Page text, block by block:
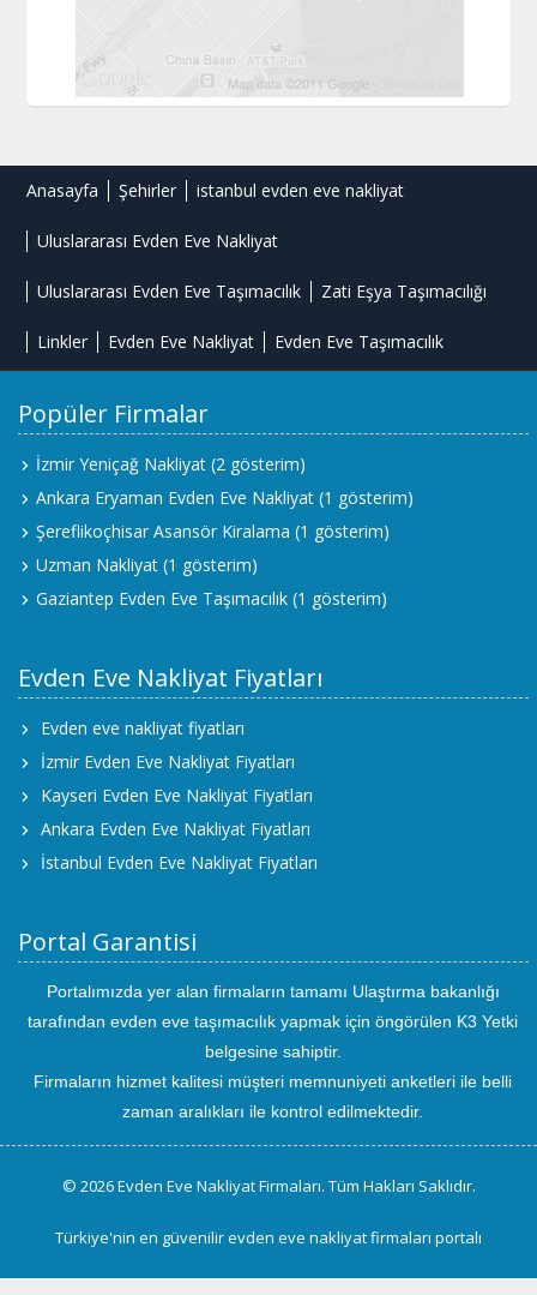
Anasayfa Şehirler istanbul evden eve nakliyat
Uluslararası Evden Eve Nakliyat
Uluslararası Evden Eve Taşımacılık Zati Eşya Taşımacılığı
Linkler Evden Eve Nakliyat Evden Eve Taşımacılık
Popüler Firmalar
İzmir Yeniçağ Nakliyat (2 gösterim)
Ankara Eryaman Evden Eve Nakliyat (1 gösterim)
Şereflikoçhisar Asansör Kiralama (1 gösterim)
Uzman Nakliyat (1 gösterim)
Gaziantep Evden Eve Taşımacılık (1 gösterim)
Evden Eve Nakliyat Fiyatları
Evden eve nakliyat fiyatları
İzmir Evden Eve Nakliyat Fiyatları
Kayseri Evden Eve Nakliyat Fiyatları
Ankara Evden Eve Nakliyat Fiyatları
İstanbul Evden Eve Nakliyat Fiyatları
Portal Garantisi
Portalımızda yer alan firmaların tamamı Ulaştırma bakanlığı
tarafından evden eve taşımacılık yapmak için öngörülen K3 Yetki
belgesine sahiptir.
Firmaların hizmet kalitesi müşteri memnuniyeti anketleri ile belli
zaman aralıkları ile kontrol edilmektedir.
© 2026 Evden Eve Nakliyat Firmaları. Tüm Hakları Saklıdır.
Türkiye'nin en güvenilir evden eve nakliyat firmaları portalı